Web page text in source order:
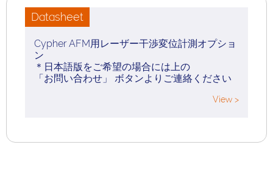
Datasheet
Cypher AFM用レーザー干渉変位計測オプショ
ン
＊日本語版をご希望の場合には上の
「お問い合わせ」 ボタンよりご連絡ください
View >